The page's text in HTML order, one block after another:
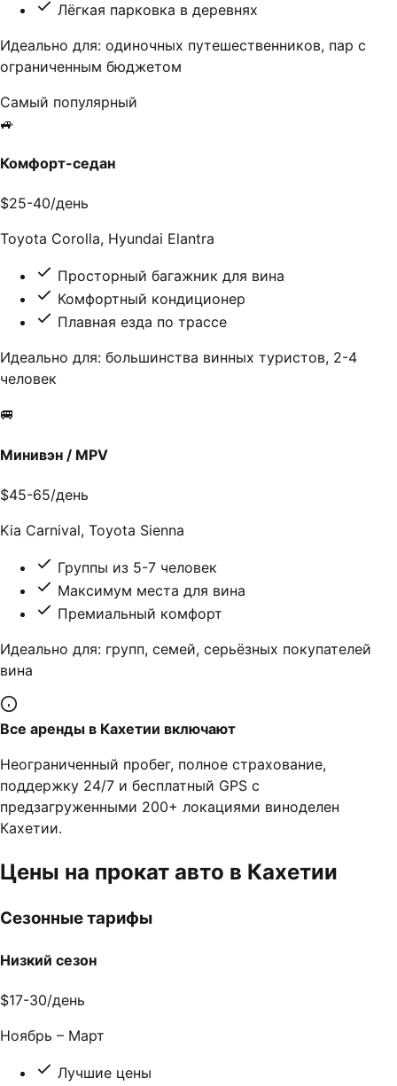
Лёгкая парковка в деревнях
Идеально для: одиночных путешественников, пар с
ограниченным бюджетом
Самый популярный
🚙
Комфорт-седан
$25-40/день
Toyota Corolla, Hyundai Elantra
Просторный багажник для вина
Комфортный кондиционер
Плавная езда по трассе
Идеально для: большинства винных туристов, 2-4
человек
🚐
Минивэн / MPV
$45-65/день
Kia Carnival, Toyota Sienna
Группы из 5-7 человек
Максимум места для вина
Премиальный комфорт
Идеально для: групп, семей, серьёзных покупателей
вина
Все аренды в Кахетии включают
Неограниченный пробег, полное страхование,
поддержку 24/7 и бесплатный GPS с
предзагруженными 200+ локациями виноделен
Кахетии.
Цены на прокат авто в Кахетии
Сезонные тарифы
Низкий сезон
$17-30/день
Ноябрь – Март
Лучшие цены